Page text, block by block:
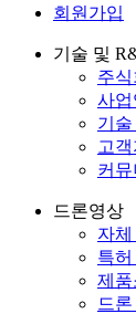
회원가입
기술 및
주
사업
기
고객
커뮤
드론영상
자체
특
제품
드